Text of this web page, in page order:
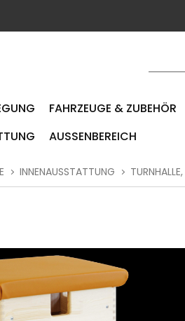
FAHRZEUGE & ZUBEHÖR
AUSSENBEREICH
INNENAUSSTATTUNG